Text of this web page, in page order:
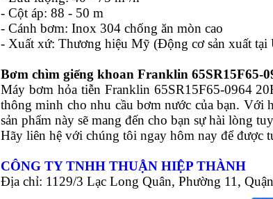
- Cột áp: 88 - 50 m
- Cánh bơm: Inox 304 chống ăn mòn cao
- Xuất xứ: Thương hiệu Mỹ (Động cơ sản xuất tại
Bơm chìm giếng khoan Franklin 65SR15F65-
Máy bơm hỏa tiễn Franklin 65SR15F65-0964
thông minh cho nhu cầu bơm nước của bạn. Với
sản phẩm này sẽ mang đến cho bạn sự hài lòng
Hãy liên hệ với chúng tôi ngay hôm nay để được
CÔNG TY TNHH THUẬN HIỆP THÀNH
Địa chỉ: 1129/3 Lạc Long Quân, Phường 11,